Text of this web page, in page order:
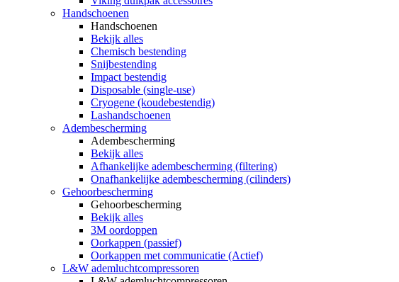
Handschoenen
Handschoenen
Bekijk alles
Chemisch bestending
Snijbestending
Impact bestendig
Disposable (single-use)
Cryogene (koudebestendig)
Lashandschoenen
Adembescherming
Adembescherming
Bekijk alles
Afhankelijke adembescherming (filtering)
Onafhankelijke adembescherming (cilinders)
Gehoorbescherming
Gehoorbescherming
Bekijk alles
3M oordoppen
Oorkappen (passief)
Oorkappen met communicatie (Actief)
L&W ademluchtcompressoren